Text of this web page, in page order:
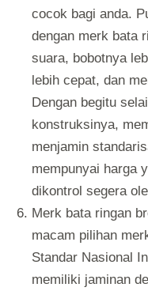
cocok bagi anda.
dengan merk bata
suara, bobotnya
lebih cepat, dan
Dengan begitu
konstruksinya,
menjamin
mempunyai harga
dikontrol segera
Merk bata ringan
macam pilihan
Standar Nasional
memiliki jaminan